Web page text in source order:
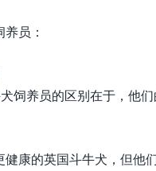
员：
饲养员的区别在于，他
康的英国斗牛犬，但